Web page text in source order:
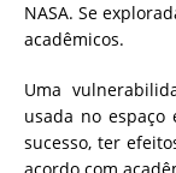
NASA. Se
acadêmicos.
Uma
usada no espaço
sucesso, ter